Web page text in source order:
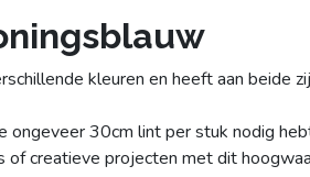
kleuren en heeft aan beide
ongeveer 30cm lint per stuk nodig
of creatieve projecten met dit